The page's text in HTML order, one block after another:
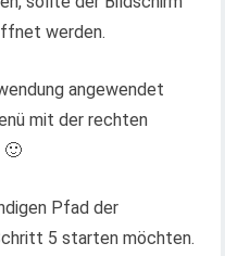
werden.
angewendet
mit der rechten
🙂
Pfad der
5 starten möchten.